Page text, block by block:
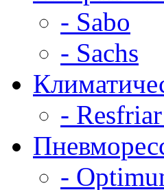
- Sabo
- Sachs
-
-